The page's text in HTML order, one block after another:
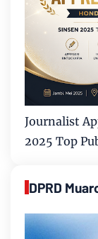
Journalist
2025 Top
DPRD